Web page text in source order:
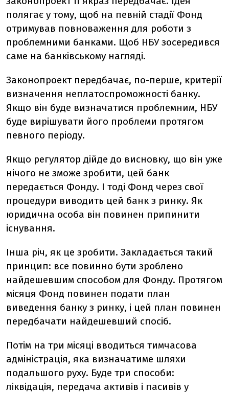
полягає у тому, щоб на певній стадії Фонд
отримував повноваження для роботи з
проблемними банками. Щоб НБУ зосередився
саме на банківському нагляді.
Законопроект передбачає, по-перше, критерії
визначення неплатоспроможності банку.
Якщо він буде визначатися проблемним, НБУ
буде вирішувати його проблеми протягом
певного періоду.
Якщо регулятор дійде до висновку, що він уже
нічого не зможе зробити, цей банк
передається Фонду. І тоді Фонд через свої
процедури виводить цей банк з ринку. Як
юридична особа він повинен припинити
існування.
Інша річ, як це зробити. Закладається такий
принцип: все повинно бути зроблено
найдешевшим способом для Фонду. Протягом
місяця Фонд повинен подати план
виведення банку з ринку, і цей план повинен
передбачати найдешевший спосіб.
Потім на три місяці вводиться тимчасова
адміністрація, яка визначатиме шляхи
подальшого руху. Буде три способи:
ліквідація, передача активів і пасивів у